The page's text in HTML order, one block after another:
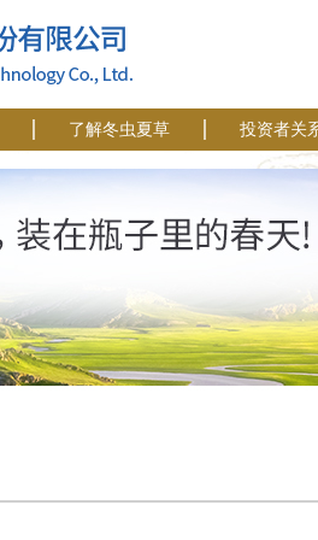
了解冬虫夏草 投资者关